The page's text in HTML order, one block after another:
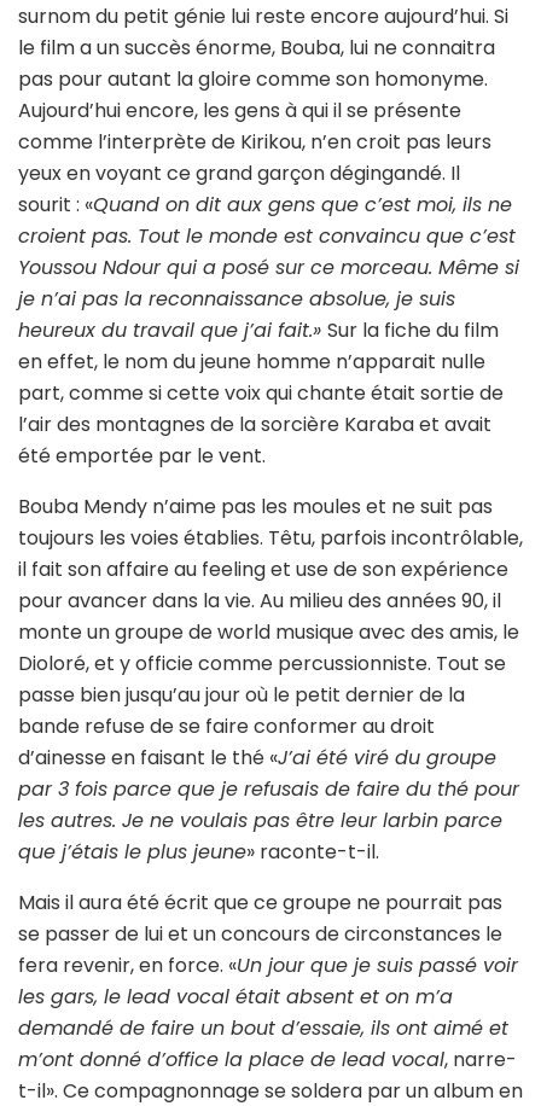
surnom du petit génie lui reste encore aujourd’hui. Si
le film a un succès énorme, Bouba, lui ne connaitra
pas pour autant la gloire comme son homonyme.
Aujourd’hui encore, les gens à qui il se présente
comme l’interprète de Kirikou, n’en croit pas leurs
yeux en voyant ce grand garçon dégingandé. Il
sourit : «Quand on dit aux gens que c’est moi, ils ne
croient pas. Tout le monde est convaincu que c’est
Youssou Ndour qui a posé sur ce morceau. Même si
je n’ai pas la reconnaissance absolue, je suis
heureux du travail que j’ai fait.» Sur la fiche du film
en effet, le nom du jeune homme n’apparait nulle
part, comme si cette voix qui chante était sortie de
l’air des montagnes de la sorcière Karaba et avait
été emportée par le vent.
Bouba Mendy n’aime pas les moules et ne suit pas
toujours les voies établies. Têtu, parfois incontrôlable,
il fait son affaire au feeling et use de son expérience
pour avancer dans la vie. Au milieu des années 90, il
monte un groupe de world musique avec des amis, le
Dioloré, et y officie comme percussionniste. Tout se
passe bien jusqu’au jour où le petit dernier de la
bande refuse de se faire conformer au droit
d’ainesse en faisant le thé «J’ai été viré du groupe
par 3 fois parce que je refusais de faire du thé pour
les autres. Je ne voulais pas être leur larbin parce
que j’étais le plus jeune» raconte-t-il.
Mais il aura été écrit que ce groupe ne pourrait pas
se passer de lui et un concours de circonstances le
fera revenir, en force. «Un jour que je suis passé voir
les gars, le lead vocal était absent et on m’a
demandé de faire un bout d’essaie, ils ont aimé et
m’ont donné d’office la place de lead vocal, narre-
t-il». Ce compagnonnage se soldera par un album en